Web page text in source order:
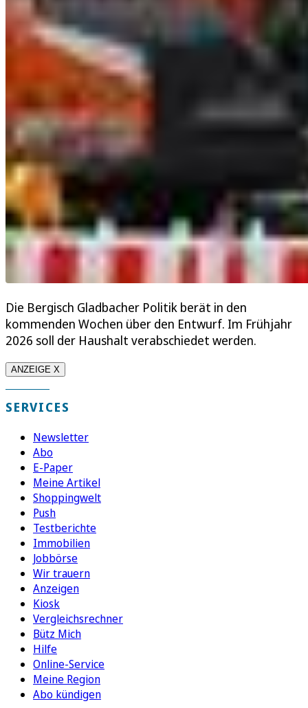
Die Bergisch Gladbacher Politik berät in den
kommenden Wochen über den Entwurf. Im Frühjahr
2026 soll der Haushalt verabschiedet werden.
ANZEIGE X
SERVICES
Newsletter
Abo
E-Paper
Meine Artikel
Shoppingwelt
Push
Testberichte
Immobilien
Jobbörse
Wir trauern
Anzeigen
Kiosk
Vergleichsrechner
Bütz Mich
Hilfe
Online-Service
Meine Region
Abo kündigen